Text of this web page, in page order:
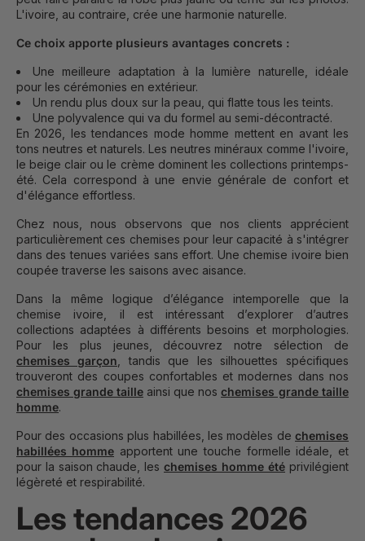
L'ivoire, au contraire, crée une harmonie naturelle.
Ce choix apporte plusieurs avantages concrets :
Une meilleure adaptation à la lumière naturelle, idéale
pour les cérémonies en extérieur.
Un rendu plus doux sur la peau, qui flatte tous les teints.
Une polyvalence qui va du formel au semi-décontracté.
En 2026, les tendances mode homme mettent en avant les
tons neutres et naturels. Les neutres minéraux comme l'ivoire,
le beige clair ou le crème dominent les collections printemps-
été. Cela correspond à une envie générale de confort et
d'élégance effortless.
Chez nous, nous observons que nos clients apprécient
particulièrement ces chemises pour leur capacité à s'intégrer
dans des tenues variées sans effort. Une chemise ivoire bien
coupée traverse les saisons avec aisance.
Dans la même logique d’élégance intemporelle que la
chemise ivoire, il est intéressant d’explorer d’autres
collections adaptées à différents besoins et morphologies.
Pour les plus jeunes, découvrez notre sélection de
chemises garçon , tandis que les silhouettes spécifiques
trouveront des coupes confortables et modernes dans nos
chemises grande taille ainsi que nos chemises grande taille
homme.
Pour des occasions plus habillées, les modèles de chemises
habillées homme apportent une touche formelle idéale, et
pour la saison chaude, les chemises homme été privilégient
légèreté et respirabilité.
Les tendances 2026